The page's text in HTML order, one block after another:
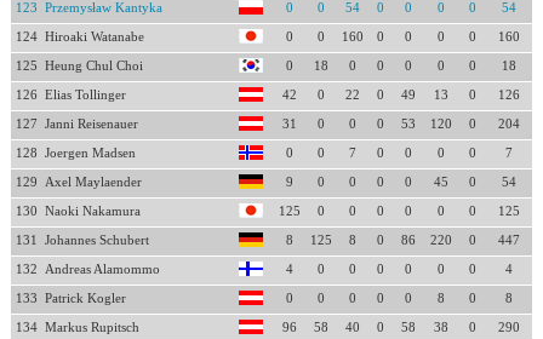
123 Przemysław Kantyka 0 0 54 0 0 0 0 54
124 Hiroaki Watanabe 0 0 160 0 0 0 0 160
125 Heung Chul Choi 0 18 0 0 0 0 0 18
126 Elias Tollinger 42 0 22 0 49 13 0 126
127 Janni Reisenauer 31 0 0 0 53 120 0 204
128 Joergen Madsen 0 0 7 0 0 0 0 7
129 Axel Maylaender 9 0 0 0 0 45 0 54
130 Naoki Nakamura 125 0 0 0 0 0 0 125
131 Johannes Schubert 8 125 8 0 86 220 0 447
132 Andreas Alamommo 4 0 0 0 0 0 0 4
133 Patrick Kogler 0 0 0 0 0 8 0 8
134 Markus Rupitsch 96 58 40 0 58 38 0 290